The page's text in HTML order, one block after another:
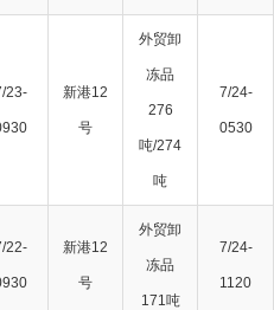
23- 新港12
号
外贸卸
冻品
276
吨/274
吨
7/24-
0530
22- 新港12
号
外贸卸
冻品
171吨
7/24-
1120